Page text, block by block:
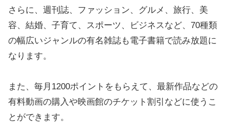
さらに、週刊誌、ファッション、グルメ、旅行、美
容、結婚、子育て、スポーツ、ビジネスなど、70種類
の幅広いジャンルの有名雑誌も電子書籍で読み放題に
なります。
また、毎月1200ポイントをもらえて、最新作品などの
有料動画の購入や映画館のチケット割引などに使うこ
とができます。